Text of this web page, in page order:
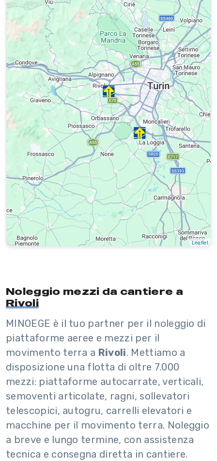
Leaflet
Noleggio mezzi da cantiere a
Rivoli
MINOEGE è il tuo partner per il noleggio di
piattaforme aeree e mezzi per il
movimento terra a Rivoli. Mettiamo a
disposizione una flotta di oltre 7.000
mezzi: piattaforme autocarrate, verticali,
semoventi articolate, ragni, sollevatori
telescopici, autogru, carrelli elevatori e
macchine per il movimento terra. Noleggio
a breve e lungo termine, con assistenza
tecnica e consegna diretta in cantiere.